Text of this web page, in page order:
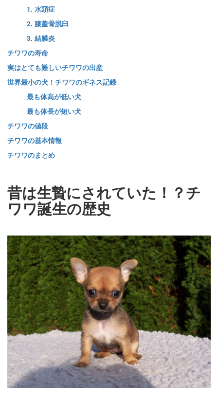
1. 水頭症
2. 膝蓋骨脱臼
3. 結膜炎
チワワの寿命
実はとても難しいチワワの出産
世界最小の犬！チワワのギネス記録
最も体高が低い犬
最も体長が短い犬
チワワの値段
チワワの基本情報
チワワのまとめ
昔は生贄にされていた！？チ
ワワ誕生の歴史